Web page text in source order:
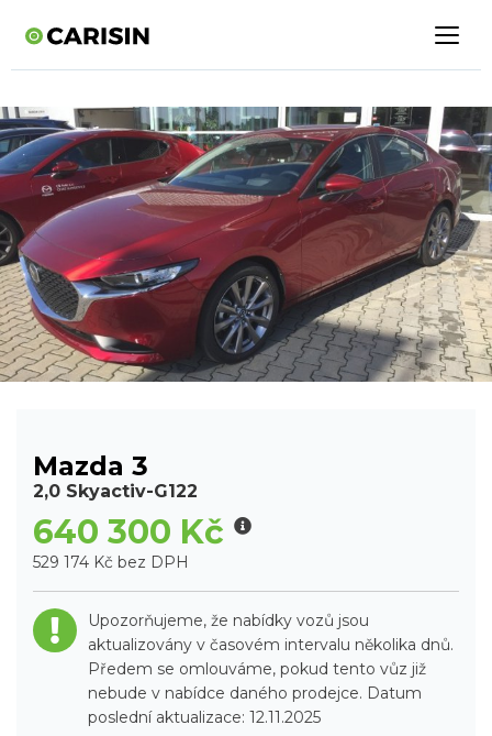
Mazda 3
2,0 Skyactiv-G122
640 300 Kč
529 174 Kč bez DPH
Upozorňujeme, že nabídky vozů jsou
aktualizovány v časovém intervalu několika dnů.
Předem se omlouváme, pokud tento vůz již
nebude v nabídce daného prodejce. Datum
poslední aktualizace: 12.11.2025